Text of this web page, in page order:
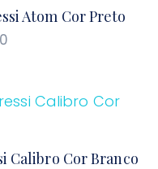
Atom Cor Preto
Calibro Cor Branco